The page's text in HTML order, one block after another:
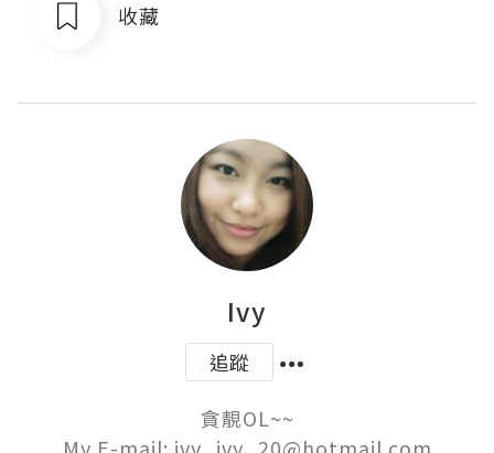
收藏
Ivy
追蹤
貪靚OL~~
My E-mail: ivy_ivy_20@hotmail.com